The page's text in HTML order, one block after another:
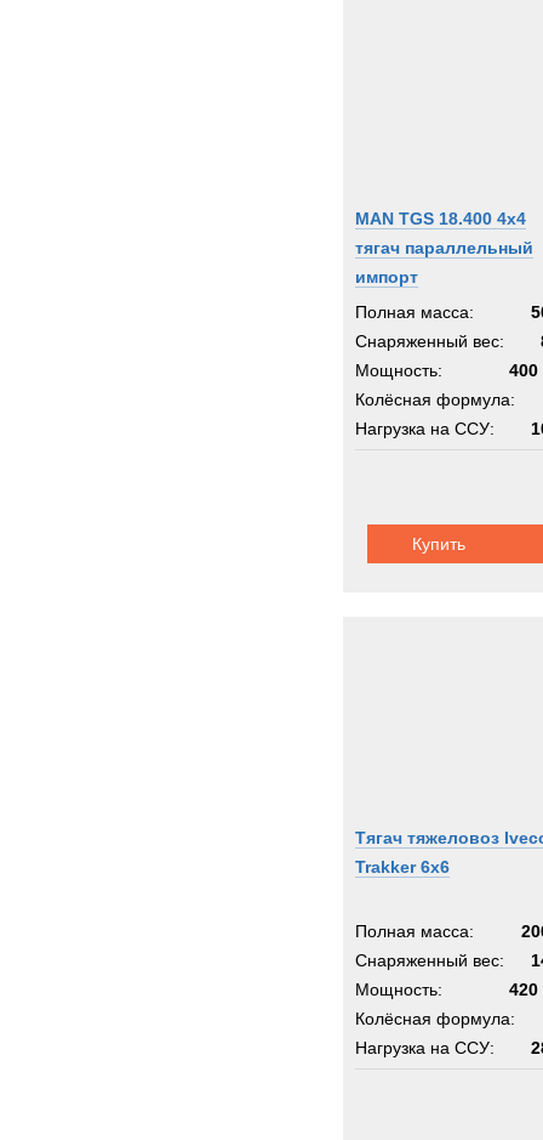
MAN TGS 18.400 4x4
тягач параллельный
импорт
Полная масса:
Снаряженный вес:
Мощность:
400
Колёсная формула:
Нагрузка на ССУ:
Купить
Тягач тяжеловоз
Trakker 6x6
Полная масса:
Снаряженный вес:
Мощность:
420
Колёсная формула:
Нагрузка на ССУ: